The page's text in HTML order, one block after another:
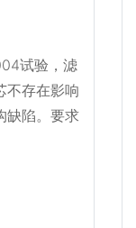
试验，滤
不存在影响
缺陷。要求